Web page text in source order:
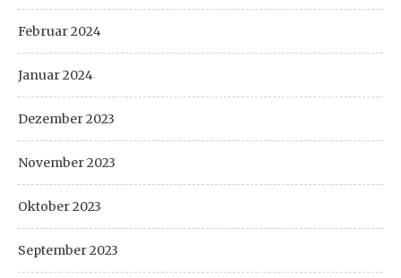
Februar 2024
Januar 2024
Dezember 2023
November 2023
Oktober 2023
September 2023